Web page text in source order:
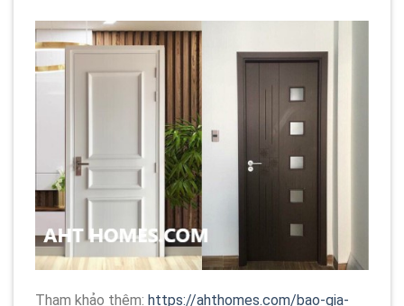
Tham khảo thêm: https://ahthomes.com/bao-gia-